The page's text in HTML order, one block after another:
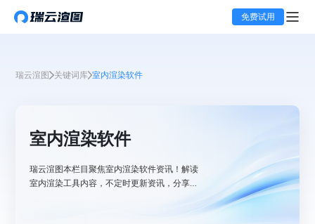
免费试用
瑞云渲图 关键词库 室内渲染软件
室内渲染软件
瑞云渲图本栏目聚焦室内渲染软件资讯！解读
室内渲染工具内容，不定时更新资讯，分享室